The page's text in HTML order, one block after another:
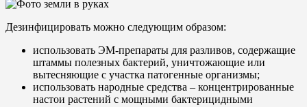
Дезинфицировать можно следующим образом:
использовать ЭМ-препараты для разливов, содержащие
штаммы полезных бактерий, уничтожающие или
вытесняющие с участка патогенные организмы;
использовать народные средства – концентрированные
настои растений с мощными бактерицидными